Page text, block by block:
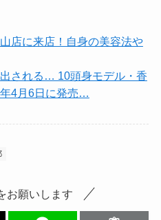
店に来店！自身の美容法や
される… 10頭身モデル・香
4月6日に発売…
お願いします